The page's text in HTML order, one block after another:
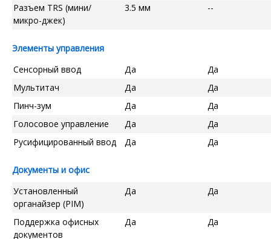
Разъем TRS (мини/
микро-джек)
3.5 мм --
Элементы управления
Сенсорный ввод
Да
Да
Мультитач
Да
Да
Пинч-зум
Да
Да
Голосовое управление
Да
Да
Русифицированный ввод
Да Да
Документы и офис
Установленный
органайзер (PIM)
Да Да
Поддержка офисных
документов
Да Да